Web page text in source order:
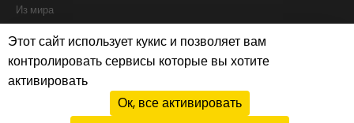
Из мира
Интервью
Истории франчайзи
Рапорты
Этот сайт использует кукис и позволяет вам
контролировать сервисы которые вы хотите
активировать
Ок, все активировать